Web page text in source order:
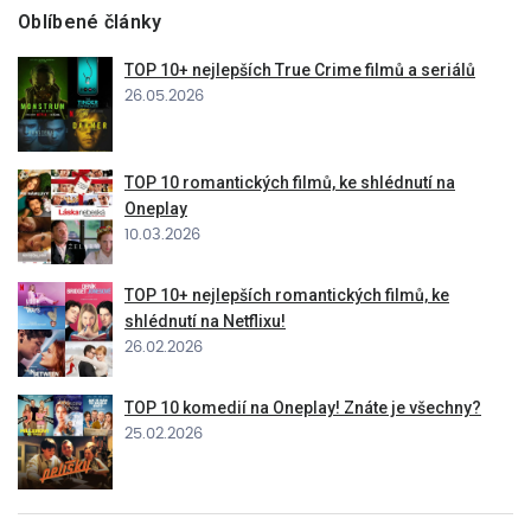
Oblíbené články
TOP 10+ nejlepších True Crime filmů a seriálů
26.05.2026
TOP 10 romantických filmů, ke shlédnutí na
Oneplay
10.03.2026
TOP 10+ nejlepších romantických filmů, ke
shlédnutí na Netflixu!
26.02.2026
TOP 10 komedií na Oneplay! Znáte je všechny?
25.02.2026